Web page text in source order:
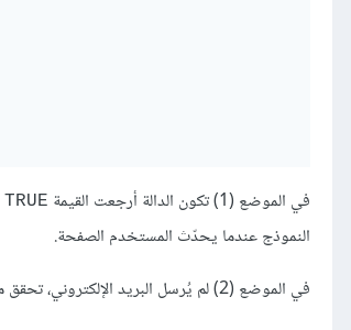
في الموضع (1) تكون الدالة أرجعت القيمة TRUE
النموذج عندما يحدّث المستخدم الصفحة.
في الموضع (2) لم يُرسل البريد الإلكتروني، تحقق من السجلات لمعرفة السبب.